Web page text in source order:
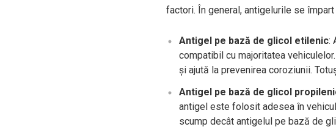
factori. În general, antigelurile se
Antigel pe bază de glicol etilenic:
compatibil cu majoritatea
și ajută la prevenirea coroziunii.
Antigel pe bază de glicol
antigel este folosit adesea în
scump decât antigelul pe bază de